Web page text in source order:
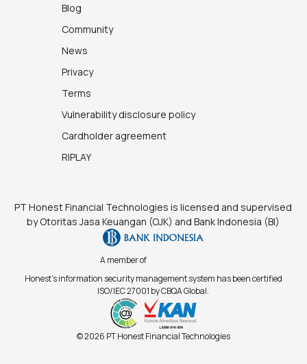
PT Honest Financial Technologies is licensed and supervised
by Otoritas Jasa Keuangan (OJK) and Bank Indonesia (BI)
A member of
Honest's information security management system has been certified
ISO/IEC 27001 by CBQA Global.
© 2026 PT Honest Financial Technologies
Blog
Community
News
Privacy
Terms
Vulnerability disclosure policy
Cardholder agreement
RIPLAY